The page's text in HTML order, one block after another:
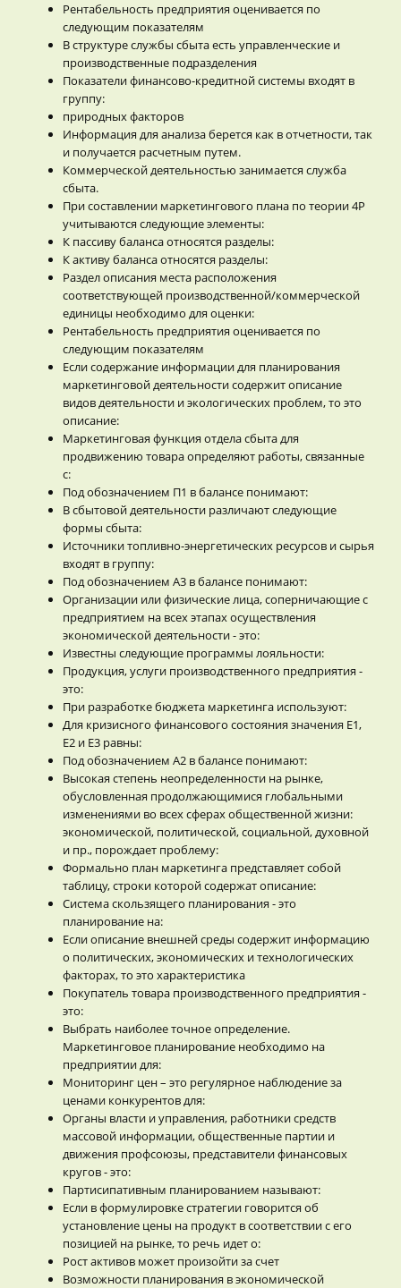
Рентабельность предприятия оценивается по
следующим показателям
В структуре службы сбыта есть управленческие и
производственные подразделения
Показатели финансово-кредитной системы входят в
группу:
природных факторов
Информация для анализа берется как в отчетности, так
и получается расчетным путем.
Коммерческой деятельностью занимается служба
сбыта.
При составлении маркетингового плана по теории 4Р
учитываются следующие элементы:
К пассиву баланса относятся разделы:
К активу баланса относятся разделы:
Раздел описания места расположения
соответствующей производственной/коммерческой
единицы необходимо для оценки:
Рентабельность предприятия оценивается по
следующим показателям
Если содержание информации для планирования
маркетинговой деятельности содержит описание
видов деятельности и экологических проблем, то это
описание:
Маркетинговая функция отдела сбыта для
продвижению товара определяют работы, связанные
с:
Под обозначением П1 в балансе понимают:
В сбытовой деятельности различают следующие
формы сбыта:
Источники топливно-энергетических ресурсов и сырья
входят в группу:
Под обозначением А3 в балансе понимают:
Организации или физические лица, соперничающие с
предприятием на всех этапах осуществления
экономической деятельности - это:
Известны следующие программы лояльности:
Продукция, услуги производственного предприятия -
это:
При разработке бюджета маркетинга используют:
Для кризисного финансового состояния значения Е1,
Е2 и Е3 равны:
Под обозначением А2 в балансе понимают:
Высокая степень неопределенности на рынке,
обусловленная продолжающимися глобальными
изменениями во всех сферах общественной жизни:
экономической, политической, социальной, духовной
и пр., порождает проблему:
Формально план маркетинга представляет собой
таблицу, строки которой содержат описание:
Система скользящего планирования - это
планирование на:
Если описание внешней среды содержит информацию
о политических, экономических и технологических
факторах, то это характеристика
Покупатель товара производственного предприятия -
это:
Выбрать наиболее точное определение.
Маркетинговое планирование необходимо на
предприятии для:
Мониторинг цен – это регулярное наблюдение за
ценами конкурентов для:
Органы власти и управления, работники средств
массовой информации, общественные партии и
движения профсоюзы, представители финансовых
кругов - это:
Партисипативным планированием называют:
Если в формулировке стратегии говорится об
установление цены на продукт в соответствии с его
позицией на рынке, то речь идет о:
Рост активов может произойти за счет
Возможности планирования в экономической